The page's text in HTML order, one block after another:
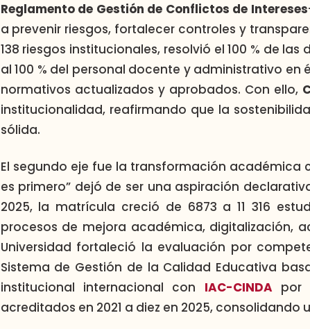
Reglamento de Gestión de Conflictos de Intereses
a prevenir riesgos, fortalecer controles y
138 riesgos institucionales, resolvió el 100 % de
al 100 % del personal docente y administrativo
normativos actualizados y aprobados. Con ello,
institucionalidad, reafirmando que la
sólida.
El segundo eje fue la transformación académica
es primero” dejó de ser una aspiración
2025, la matrícula creció de 6873 a 11 316
procesos de mejora académica, digitalización,
Universidad fortaleció la evaluación por
Sistema de Gestión de la Calidad Educativa
institucional internacional con IAC-CINDApor
acreditados en 2021 a diez en 2025,